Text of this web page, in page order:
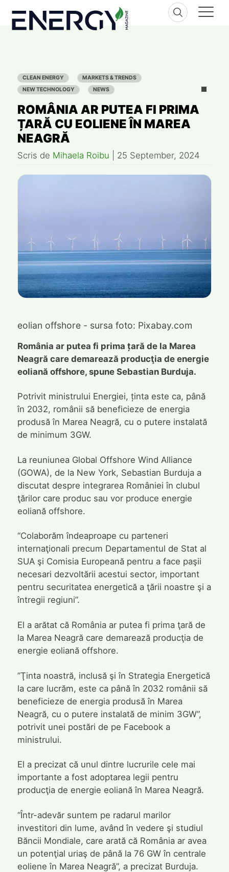
content
CLEAN ENERGY
MARKETS & TRENDS
NEW TECHNOLOGY
NEWS
ROMÂNIA AR PUTEA FI PRIMA
ȚARĂ CU EOLIENE ÎN MAREA
NEAGRĂ
Scris de Mihaela Roibu 25 September, 2024
eolian offshore - sursa foto: Pixabay.com
România ar putea fi prima țară de la Marea
Neagră care demarează producţia de energie
eoliană offshore, spune Sebastian Burduja.
Potrivit ministrului Energiei, ținta este ca, până
în 2032, românii să beneficieze de energia
produsă în Marea Neagră, cu o putere instalată
de minimum 3GW.
La reuniunea Global Offshore Wind Alliance
(GOWA), de la New York, Sebastian Burduja a
discutat despre integrarea României în clubul
ţărilor care produc sau vor produce energie
eoliană offshore.
“Colaborăm îndeaproape cu parteneri
internaţionali precum Departamentul de Stat al
SUA şi Comisia Europeană pentru a face paşii
necesari dezvoltării acestui sector, important
pentru securitatea energetică a ţării noastre şi a
întregii regiuni”.
El a arătat că România ar putea fi prima ţară de
la Marea Neagră care demarează producţia de
energie eoliană offshore.
”Ţinta noastră, inclusă şi în Strategia Energetică
la care lucrăm, este ca până în 2032 românii să
beneficieze de energia produsă în Marea
Neagră, cu o putere instalată de minim 3GW”,
potrivit unei postări de pe Facebook a
ministrului.
El a precizat că unul dintre lucrurile cele mai
importante a fost adoptarea legii pentru
producţia de energie eoliană în Marea Neagră.
“Într-adevăr suntem pe radarul marilor
investitori din lume, având în vedere şi studiul
Băncii Mondiale, care arată că România ar avea
un potenţial uriaş de până la 76 GW în centrale
eoliene în Marea Neagră”, a precizat Burduja.